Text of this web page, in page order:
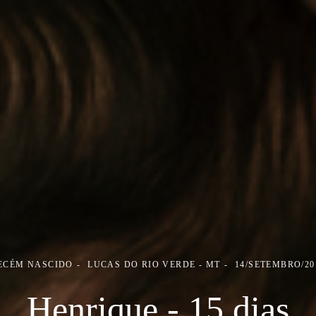
NASCIDO LUCAS DO RIO VERDE - MT 14/SETEMBRO/